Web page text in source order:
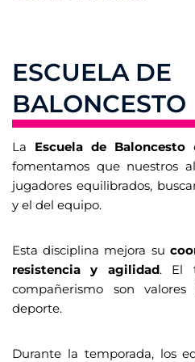
ESCUELA DE
BALONCESTO
La Escuela de Baloncesto
fomentamos que nuestros
jugadores equilibrados,
y el del equipo.
Esta disciplina mejora su
resistencia y agilidad. El
compañerismo son
deporte.
Durante la temporada, los